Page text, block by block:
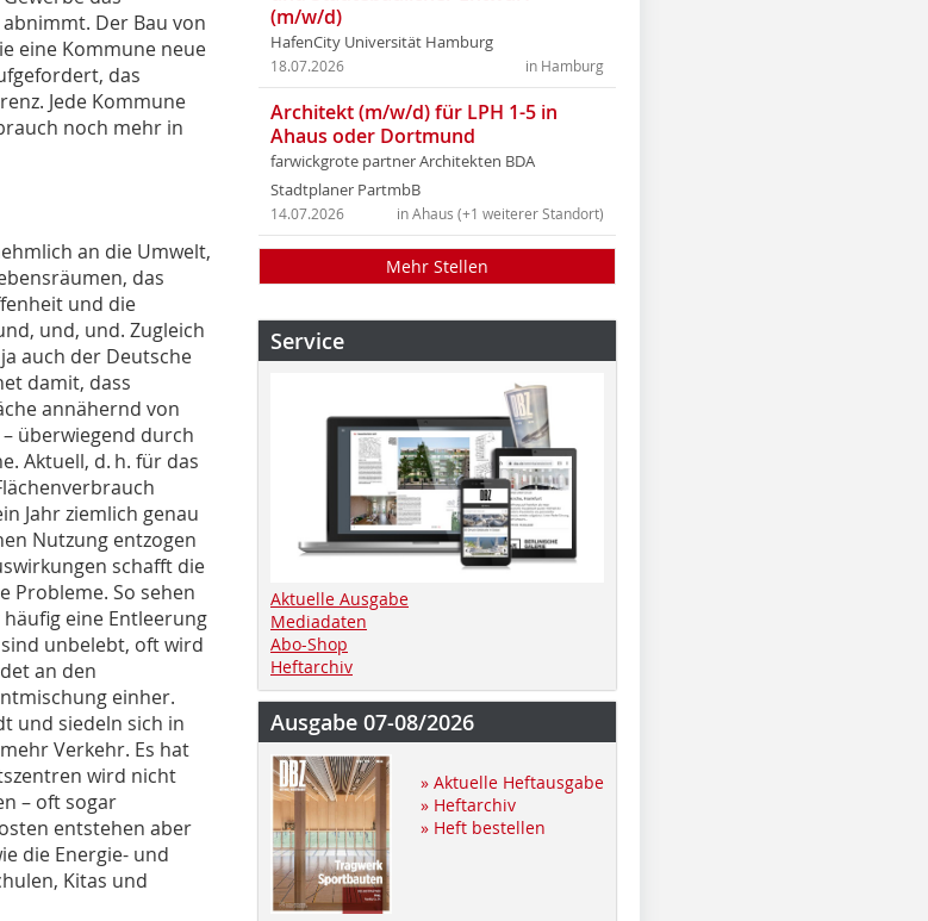
Der Bau von
eine Kommune neue
das
Jede Kommune
noch mehr in
an die Umwelt,
das
und die
und, und. Zugleich
auch der Deutsche
damit, dass
annähernd von
überwiegend durch
Aktuell, d. h. für das
Jahr ziemlich genau
Nutzung entzogen
schafft die
Probleme. So sehen
eine Entleerung
unbelebt, oft wird
an den
einher.
und siedeln sich in
Verkehr. Es hat
wird nicht
– oft sogar
entstehen aber
die Energie- und
Kitas und
(m/w/d)
HafenCity Universität Hamburg
in Hamburg
18.07.2026
Architekt (m/w/d) für LPH 1-5 in
Ahaus oder Dortmund
farwickgrote partner Architekten BDA
Stadtplaner PartmbB
in Ahaus (+1 weiterer Standort)
14.07.2026
Mehr Stellen
Service
Aktuelle Ausgabe
Mediadaten
Abo-Shop
Heftarchiv
Ausgabe 07-08/2026
» Aktuelle Heftausgabe
» Heftarchiv
» Heft bestellen